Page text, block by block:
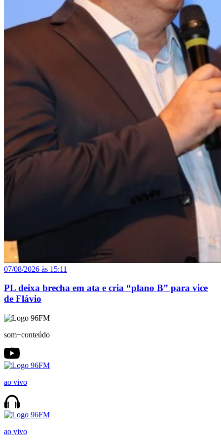
07/08/2026 às 15:11
PL deixa brecha em ata e cria “plano B” para vice
de Flávio
som+conteúdo
ao vivo
ao vivo